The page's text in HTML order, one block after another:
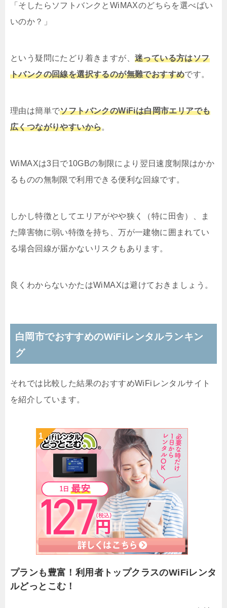
「そしたらソフトバンクとWiMAXのどちらを選べばい
いのか？」
という疑問にたどり着きますが、 迷っている方はソフ
トバンクの回線を選択するのが無難でおすすめです。
理由は簡単でソフトバンクのWiFiは白岡市エリアでも
広くつながりやすいから。
WiMAXは3日で10GBの制限により翌日速度制限はかか
るものの無制限で利用できる便利な回線です。
しかし特徴としてエリアがやや狭く（特に田舎）、ま
た障害物に弱い特徴を持ち、万が一建物に囲まれてい
る場合回線が届かないリスクもあります。
良くわからないかたはWiMAXは避けておきましょう。
白岡市でおすすめのWiFiレンタルランキン
グ
それでは比較した結果のおすすめWiFiレンタルサイト
を紹介しています。
プランも豊富！利用者トップクラスのWiFiレンタ
ルどっとこむ！